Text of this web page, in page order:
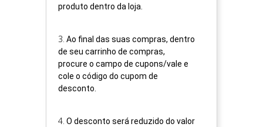
produto dentro da loja.
3 Ao final das suas compras, dentro
de seu carrinho de compras,
procure o campo de cupons/vale e
cole o código do cupom de
desconto.
4 O desconto será reduzido do valor